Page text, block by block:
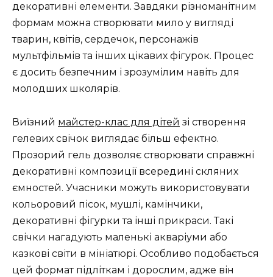
декоративні елементи. Завдяки різноманітним
формам можна створювати мило у вигляді
тварин, квітів, сердечок, персонажів
мультфільмів та інших цікавих фігурок. Процес
є досить безпечним і зрозумілим навіть для
молодших школярів.
Виїзний майстер-клас для дітей зі створення
гелевих свічок виглядає більш ефектно.
Прозорий гель дозволяє створювати справжні
декоративні композиції всередині скляних
ємностей. Учасники можуть використовувати
кольоровий пісок, мушлі, камінчики,
декоративні фігурки та інші прикраси. Такі
свічки нагадують маленькі акваріуми або
казкові світи в мініатюрі. Особливо подобається
цей формат підліткам і дорослим, адже він